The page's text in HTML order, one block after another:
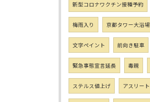
新型コロナワクチン接種予約
梅雨入り 京都タワー大浴場
文字ペイント 前向き駐車
緊急事態宣言延長 毒親
ステルス値上げ アスリート